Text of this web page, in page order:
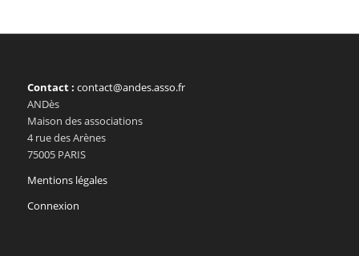
Contact : contact@andes.asso.fr
ANDès
Maison des associations
4 rue des Arènes
75005 PARIS
Mentions légales
Connexion